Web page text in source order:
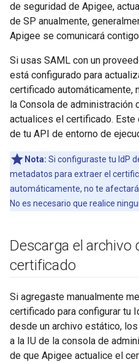
de seguridad de Apigee,
de SP anualmente,
Apigee se comunicará
Si usas SAML con un
está configurado para
certificado automáticamente,
la Consola de administración
actualices el certificado.
de tu API de entorno de
Nota: Si configuraste tu IdP
metadatos para extraer el
automáticamente, no te
No es necesario que realice
Descarga el archivo
certificado
Si agregaste manualmente
certificado para configurar tu
desde un archivo estático,
a la IU de la consola de
de que Apigee actualice el